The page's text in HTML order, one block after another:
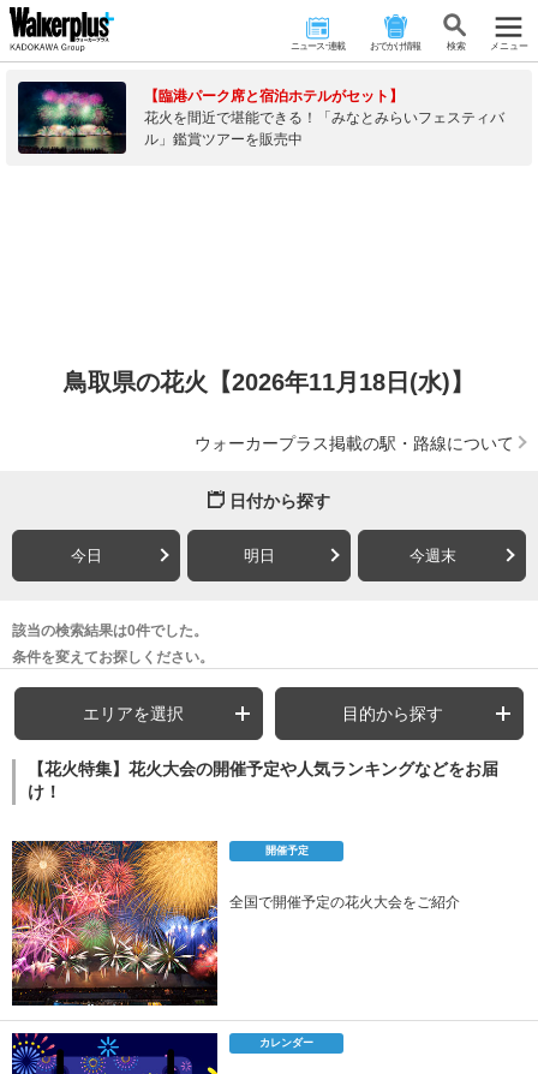
ニュース･連載 おでかけ情報 検 索 メニュー
【臨港パーク席と宿泊ホテルがセット】
花火を間近で堪能できる！「みなとみらいフェスティバ
ル」鑑賞ツアーを販売中
鳥取県の花火【2026年11月18日(水)】
ウォーカープラス掲載の駅・路線について
日付から探す
今日 明日 今週末
該当の検索結果は0件でした。
条件を変えてお探しください。
エリアを選択 目的から探す
【花火特集】花火大会の開催予定や人気ランキングなどをお届
け！
開催予定
全国で開催予定の花火大会をご紹介
カレンダー